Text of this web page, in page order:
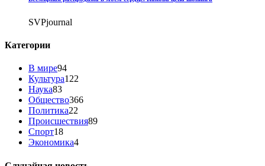
SVPjournal
Категории
В мире94
Культура122
Наука83
Общество366
Политика22
Происшествия89
Спорт18
Экономика4